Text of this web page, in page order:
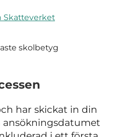
Skatteverket
skolbetyg
har skickat in din
ansökningsdatumet